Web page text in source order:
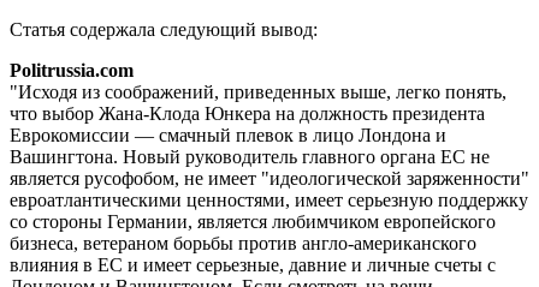
Статья содержала следующий вывод:
Politrussia.com
"Исходя из соображений, приведенных выше, легко понять,
что выбор Жана-Клода Юнкера на должность президента
Еврокомиссии — смачный плевок в лицо Лондона и
Вашингтона. Новый руководитель главного органа ЕС не
является русофобом, не имеет "идеологической заряженности"
евроатлантическими ценностями, имеет серьезную поддержку
со стороны Германии, является любимчиком европейского
бизнеса, ветераном борьбы против англо-американского
влияния в ЕС и имеет серьезные, давние и личные счеты с